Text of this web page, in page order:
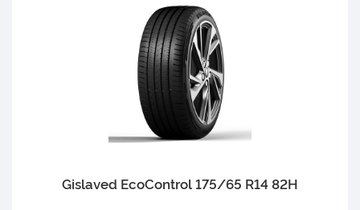
Gislaved EcoControl 175/65 R14 82H